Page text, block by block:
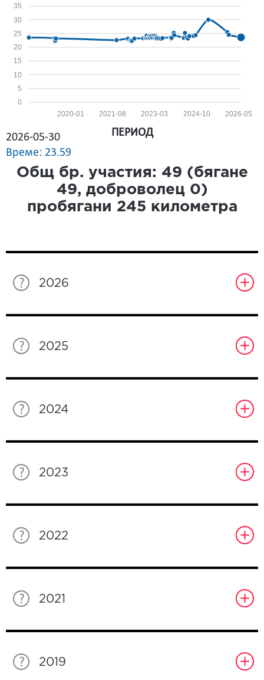
0
5
10
15
20
25
30
35
2026-05
2024-10
2023-03
2021-08
2020-01
2026-05-30
Време: 23.59
ПЕРИОД
Общ бр. участия: 49 (бягане
49, доброволец 0)
пробягани 245 километра
2026
2025
2024
2023
2022
2021
2019